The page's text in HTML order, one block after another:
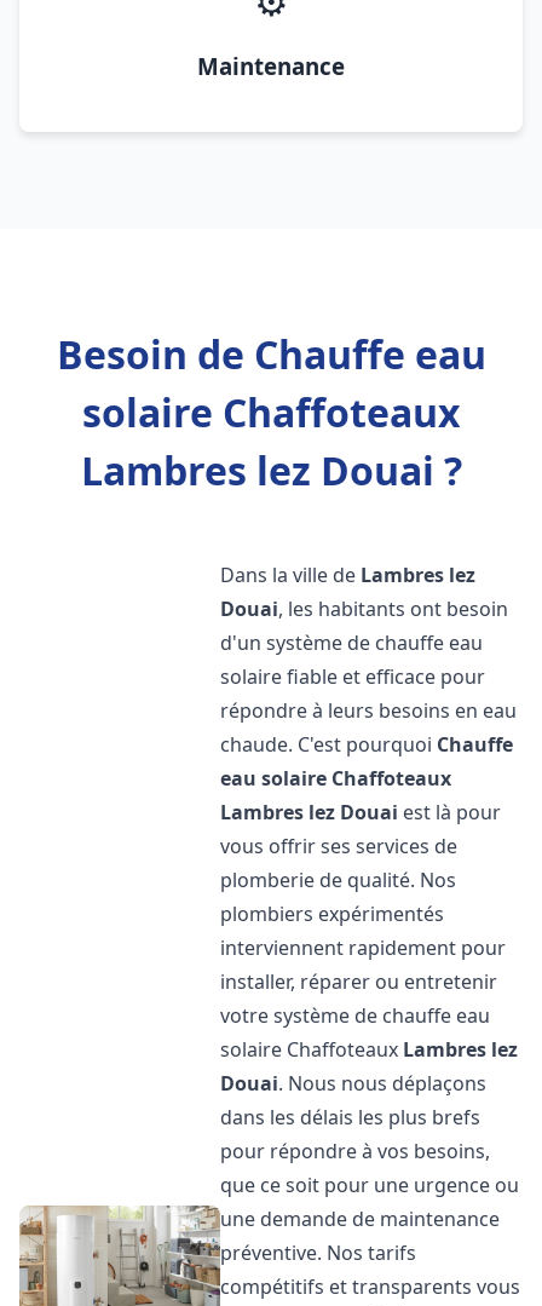
Maintenance
Besoin de Chauffe eau
solaire Chaffoteaux
Lambres lez Douai ?
Dans la ville de Lambres lez
Douai, les habitants ont besoin
d'un système de chauffe eau
solaire fiable et efficace pour
répondre à leurs besoins en eau
chaude. C'est pourquoi Chauffe
eau solaire Chaffoteaux
Lambres lez Douai est là pour
vous offrir ses services de
plomberie de qualité. Nos
plombiers expérimentés
interviennent rapidement pour
installer, réparer ou entretenir
votre système de chauffe eau
solaire Chaffoteaux Lambres lez
Douai. Nous nous déplaçons
dans les délais les plus brefs
pour répondre à vos besoins,
que ce soit pour une urgence ou
une demande de maintenance
préventive. Nos tarifs
compétitifs et transparents vous